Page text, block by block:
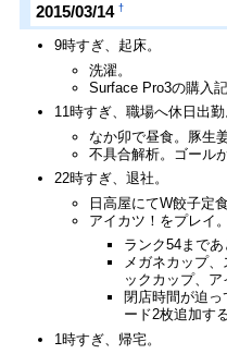
2015/03/14 †
9時すぎ、起床。
洗濯。
Surface Pro3の購入
11時すぎ、職場へ休日出勤
なか卯で昼食。豚生
不具合解析。ゴール
22時すぎ、退社。
日高屋にてW餃子定
アイカツ！をプレイ。
ランク54まであ
メガネカップ
ックカップ、ア
閉店時間が迫
ード2枚追加す
1時すぎ、帰宅。